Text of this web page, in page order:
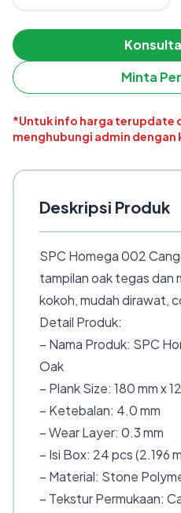
Minta
*Untuk info harga terupdate
menghubungi admin dengan
Deskripsi Produk
SPC Homega 002
tampilan oak tegas dan
kokoh, mudah dirawat,
Detail Produk:
– Nama Produk: SPC
Oak
– Plank Size: 180 mm x
– Ketebalan: 4.0 mm
– Wear Layer: 0.3 mm
– Isi Box: 24 pcs (2.196
– Material: Stone
– Tekstur Permukaan: